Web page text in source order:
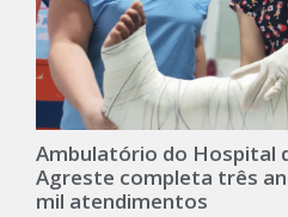
Ambulatório do Hospital
Agreste completa três
mil atendimentos